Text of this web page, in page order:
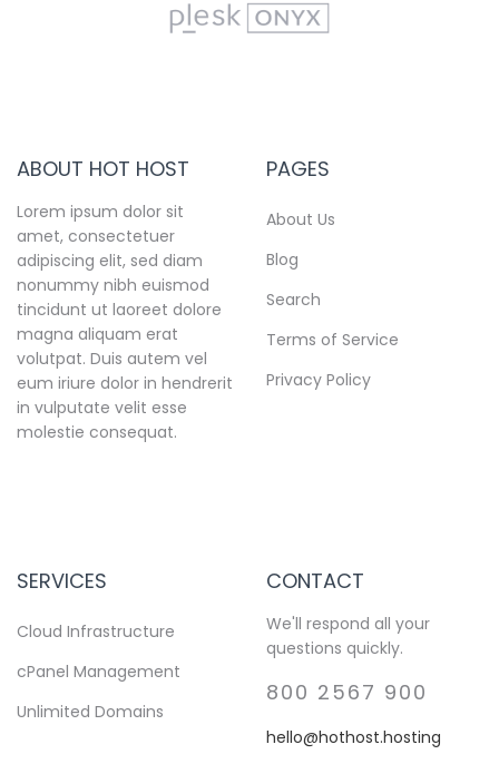
ABOUT HOT HOST
Lorem ipsum dolor sit
amet, consectetuer
adipiscing elit, sed diam
nonummy nibh euismod
tincidunt ut laoreet dolore
magna aliquam erat
volutpat. Duis autem vel
eum iriure dolor in hendrerit
in vulputate velit esse
molestie consequat.
PAGES
About Us
Blog
Search
Terms of Service
Privacy Policy
SERVICES
Cloud Infrastructure
cPanel Management
Unlimited Domains
CONTACT
We'll respond all your
questions quickly.
800 2567 900
hello@hothost.hosting